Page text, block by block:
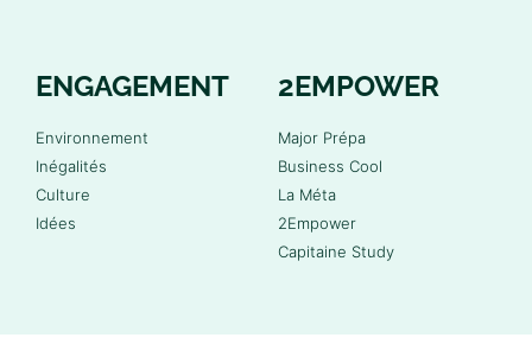
ENGAGEMENT
Environnement
Inégalités
Culture
Idées
2EMPOWER
Major Prépa
Business Cool
La Méta
2Empower
Capitaine Study